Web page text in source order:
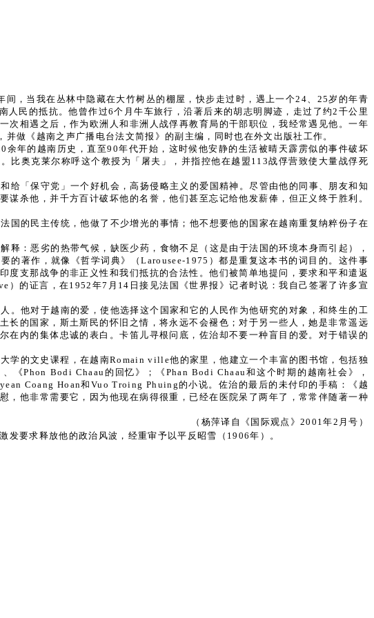
，当我在丛林中隐藏在大竹树丛的棚屋，快步走过时，遇上一个24、25岁的年青
民的抵抗。他曾作过6个月牛车旅行，沿著后来的胡志明脚迹，走过了约2千公里
相遇之后，作为欧洲人和非洲人战俘再教育局的干部职位，我经常遇见他。一年
做《越南之声广播电台法文简报》的副主编，同时也在外文出版社工作。
年的越南历史，直至90年代开始，这时候他安静的生活被晴天霹雳似的事件破坏
比奥克莱尔称呼这个教授为「屠夫」，并指控他在越盟113战俘营致使大量战俘死
「保守党」一个好机会，高扬侵略主义的爱国精神。尽管由他的同事、朋友和知
杀他，并千方百计破坏他的名誉，他们甚至忘记给他发薪俸，但正义终于胜利。
国的民主传统，他做了不少增光的事情；他不想要他的国家在越南重复纳粹份子在
：恶劣的热带气候，缺医少药，食物不足（这是由于法国的环境本身而引起），
的著作，就像《哲学词典》（Larousee-1975）都是重复这本书的词目的。这件事
支那战争的非正义性和我们抵抗的合法性。他们被简单地提问，要求和平和遣返
的证言，在1952年7月14日接见法国《世界报》记者时说：我自己签署了许多宣
他对于越南的爱，使他选择这个国家和它的人民作为他研究的对象，和终生的工
的国家，斯土斯民的怀旧之情，将永远不会褪色；对于另一些人，她是非常遥远
内的集体忠诚的表白。卡笛儿寻根问底，佐治却不要一种盲目的爱。对于错误的
学的文史课程，在越南Romain ville他的家里，他建立一个丰富的图书馆，包括独
《Phon Bodi Chaau的回忆》；《Phan Bodi Chaau和这个时期的越南社会》，
Coang Hoan和Vuo Troing Phuing的小说。佐治的最后的未付印的手稿：《越
他非常需要它，因为他现在病得很重，已经在医院呆了两年了，常常伴随著一种
（杨萍译自《国际观点》2001年2月号）
要求释放他的政治风波，经重审予以平反昭雪（1906年）。